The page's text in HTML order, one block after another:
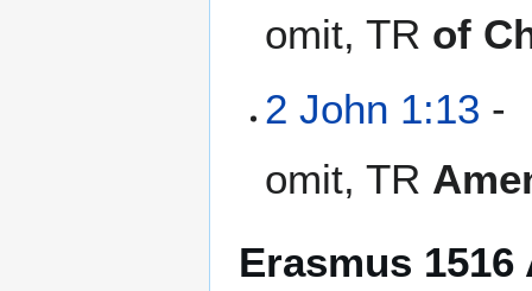
omit, TR of
2 John 1:13 -
omit, TR
Erasmus